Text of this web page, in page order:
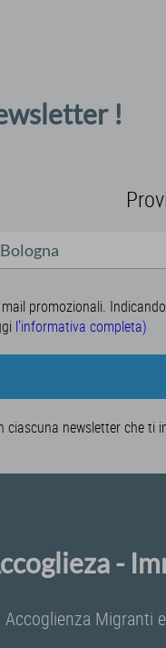
!
promozionali.
l'informativa completa)
newsletter che ti
-
Migranti